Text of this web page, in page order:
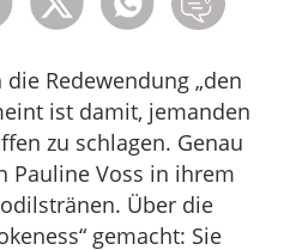
Redewendung „den
ist damit, jemanden
zu schlagen. Genau
Pauline Voss in ihrem
Über die
gemacht: Sie